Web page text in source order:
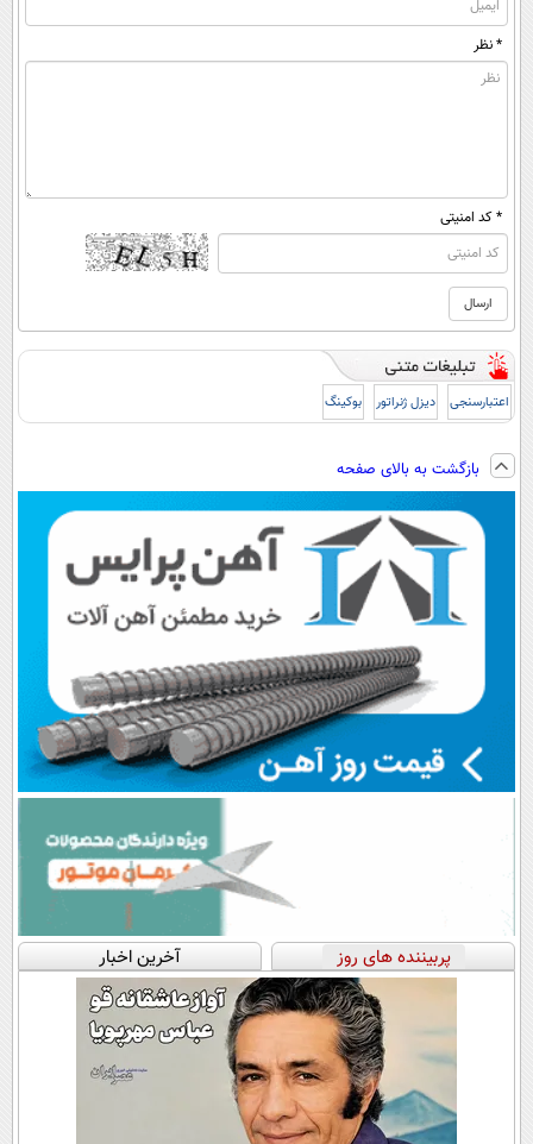
* نظر
* کد امنیتی
اعتبارسنجی دیزل ژنراتور بوکینگ
بازگشت به بالای صفحه
پربیننده های روز آخرین اخبار